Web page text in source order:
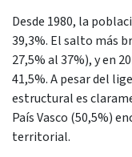
Desde 1980, la
39,3%. El salto más
27,5% al 37%), y en
41,5%. A pesar del
estructural es
País Vasco (50,5%)
territorial. ​